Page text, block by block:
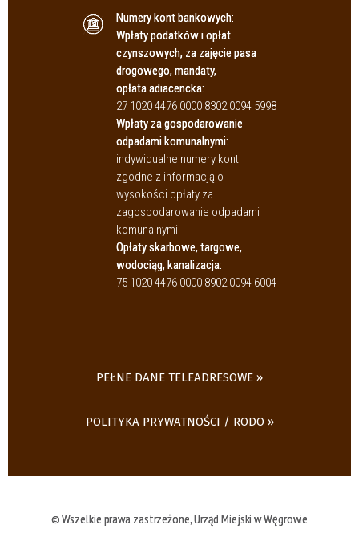
Numery kont bankowych:
Wpłaty podatków i opłat
czynszowych, za zajęcie pasa
drogowego, mandaty,
opłata adiacencka:
27 1020 4476 0000 8302 0094 5998
Wpłaty za gospodarowanie
odpadami komunalnymi:
indywidualne numery kont
zgodne z informacją o
wysokości opłaty za
zagospodarowanie odpadami
komunalnymi
Opłaty skarbowe, targowe,
wodociąg, kanalizacja:
75 1020 4476 0000 8902 0094 6004
PEŁNE DANE TELEADRESOWE
POLITYKA PRYWATNOŚCI / RODO
© Wszelkie prawa zastrzeżone, Urząd Miejski w Węgrowie